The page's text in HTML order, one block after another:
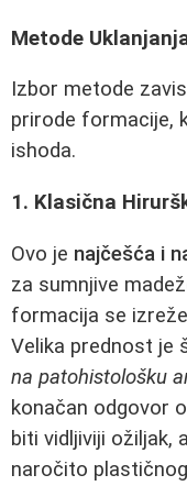
Metode
Izbor metode
prirode formacije,
ishoda.
1. Klasična
Ovo je najčešća i
za sumnjive
formacija se
Velika prednost je
na patohistološku
konačan odgovor
biti vidljiviji ožiljak,
naročito